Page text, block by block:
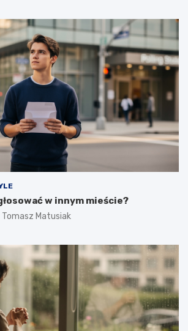
w innym mieście?
Tomasz Matusiak